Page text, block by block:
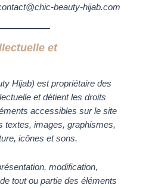
beauty-hijab.com
et
Hijab) est propriétaire des
et détient les droits
accessibles sur le site
textes, images, graphismes,
icônes et sons.
modification,
tout ou partie des éléments